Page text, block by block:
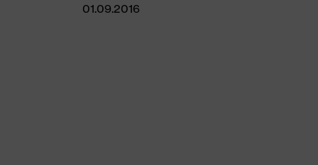
01.09.2016